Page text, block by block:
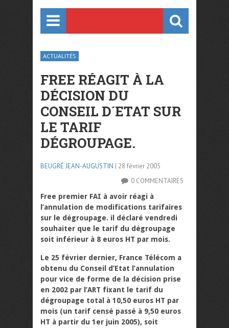
ACTUALITÉS
FREE RÉAGIT À LA
DÉCISION DU
CONSEIL D´ETAT SUR
LE TARIF
DÉGROUPAGE.
BEUGRÉ JEAN-AUGUSTIN | 28 février 2005
0 COMMENTAIRES
Free premier FAI à avoir réagi à
l’annulation de modifications tarifaires
sur le dégroupage. il déclaré vendredi
souhaiter que le tarif du dégroupage
soit inférieur à 8 euros HT par mois.
Le 25 février dernier, France Télécom a
obtenu du Conseil d’Etat l’annulation
pour vice de forme de la décision prise
en 2002 par l’ART fixant le tarif du
dégroupage total à 10,50 euros HT par
mois (un tarif censé passé à 9,50 euros
HT à partir du 1er juin 2005), soit